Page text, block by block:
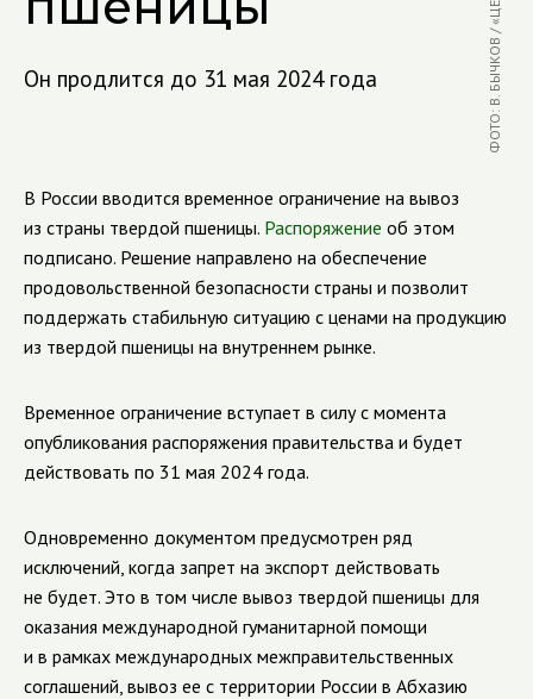
Он продлится до 31 мая 2024 года
В России вводится временное ограничение на вывоз
из страны твердой пшеницы. Распоряжение об этом
подписано. Решение направлено на обеспечение
продовольственной безопасности страны и позволит
поддержать стабильную ситуацию с ценами на продукцию
из твердой пшеницы на внутреннем рынке.
Временное ограничение вступает в силу с момента
опубликования распоряжения правительства и будет
действовать по 31 мая 2024 года.
Одновременно документом предусмотрен ряд
исключений, когда запрет на экспорт действовать
не будет. Это в том числе вывоз твердой пшеницы для
оказания международной гуманитарной помощи
и в рамках международных межправительственных
соглашений, вывоз ее с территории России в Абхазию